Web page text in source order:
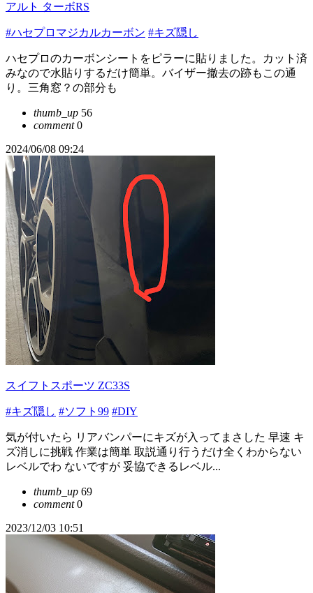
アルト ターボRS
#ハセプロマジカルカーボン #キズ隠し
ハセプロのカーボンシートをピラーに貼りました。カット済
みなので水貼りするだけ簡単。バイザー撤去の跡もこの通
り。三角窓？の部分も
thumb_up 56
comment0
2024/06/08 09:24
スイフトスポーツ ZC33S
#キズ隠し #ソフト99 #DIY
気が付いたら リアバンパーにキズが入ってまさした 早速 キ
ズ消しに挑戦 作業は簡単 取説通り行うだけ全くわからない
レベルでわ ないですが 妥協できるレベル...
thumb_up 69
comment0
2023/12/03 10:51